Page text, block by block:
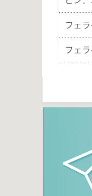
フェ
フェ